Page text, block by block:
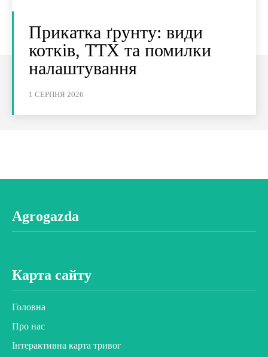
Прикатка ґрунту: види
котків, ТТХ та помилки
налаштування
1 СЕРПНЯ 2026
Agrogazda
Карта сайту
Головна
Про нас
Інтерактивна карта тривог